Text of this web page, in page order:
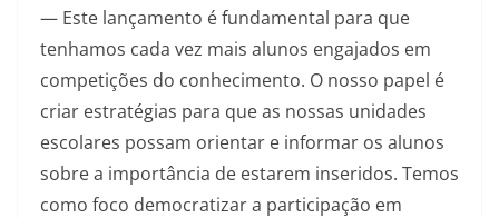
— Este lançamento é fundamental para que
tenhamos cada vez mais alunos engajados em
competições do conhecimento. O nosso papel é
criar estratégias para que as nossas unidades
escolares possam orientar e informar os alunos
sobre a importância de estarem inseridos. Temos
como foco democratizar a participação em